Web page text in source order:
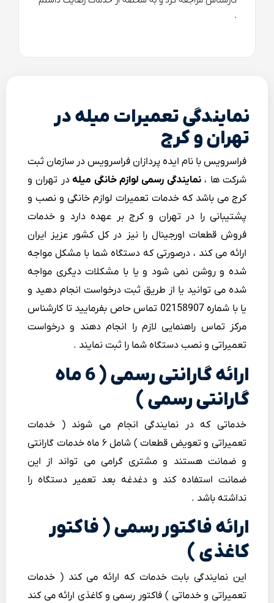
.
نمایندگی تعمیرات میله در
تهران و کرج
فراسرویس با نام ایده پردازان فراسرویس در سازمان ثبت
شرکت ها ،نمایندگی رسمی لوازم خانگی میلهدر تهران و
کرج می باشد که خدمات تعمیرات لوازم خانگی و نصب و
پشتیبانی را در تهران و کرج بر عهده دارد و خدمات
فروش قطعات اورجینال را نیز در کل کشور عزیز ایران
ارائه می کند ، درصورتی که دستگاه شما با مشکل مواجه
شده و روشن نمی شود و یا با مشکلات دیگری مواجه
شده می توانید یا از طریق ثبت درخواست انجام دهید و
یا با شماره 02158907 تماس حاص بفرمایید تا کارشناس
مرکز تماس راهنمایی لازم را انجام دهند و درخواست
تعمیراتی و نصب دستگاه شما را ثبت نمایند .
ارائه گارانتی رسمی ( 6 ماه
گارانتی رسمی )
خدماتی که در نمایندگی انجام می شوند ( خدمات
تعمیراتی و تعویض قطعات ) شامل ۶ ماه خدمات گارانتی
و ضمانت هستند و مشتری گرامی می تواند از این
ضمانت استفاده کند و دغدغه بعد تعمیر دستگاه را
نداشته باشد .
ارائه فاکتور رسمی ( فاکتور
کاغذی )
این نمایندگی بابت خدمات که ارائه می کند ( خدمات
تعمیراتی و خدماتی ) فاکتور رسمی و کاغذی ارائه می کند